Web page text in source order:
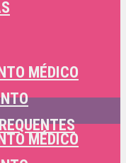
MÉDICO
MÉDICO